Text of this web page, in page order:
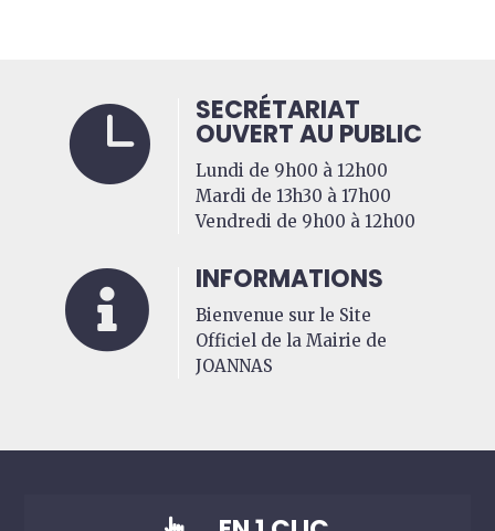
 SECRÉTARIAT
OUVERT AU PUBLIC
Lundi de 9h00 à 12h00
Mardi de 13h30 à 17h00
Vendredi de 9h00 à 12h00
 INFORMATIONS
Bienvenue sur le Site
Officiel de la Mairie de
JOANNAS